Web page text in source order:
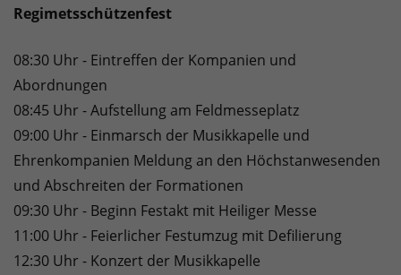
Regimetsschützenfest
08:30 Uhr - Eintreffen der Kompanien und
Abordnungen
08:45 Uhr - Aufstellung am Feldmesseplatz
09:00 Uhr - Einmarsch der Musikkapelle und
Ehrenkompanien Meldung an den Höchstanwesenden
und Abschreiten der Formationen
09:30 Uhr - Beginn Festakt mit Heiliger Messe
11:00 Uhr - Feierlicher Festumzug mit Defilierung
12:30 Uhr - Konzert der Musikkapelle